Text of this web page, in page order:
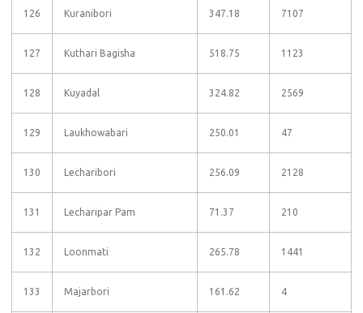
126 Kuranibori 347.18 7107
127 Kuthari Bagisha 518.75 1123
128 Kuyadal 324.82 2569
129 Laukhowabari 250.01 47
130 Lecharibori 256.09 2128
131 Lecharipar Pam 71.37 210
132 Loonmati 265.78 1441
133 Majarbori 161.62 4